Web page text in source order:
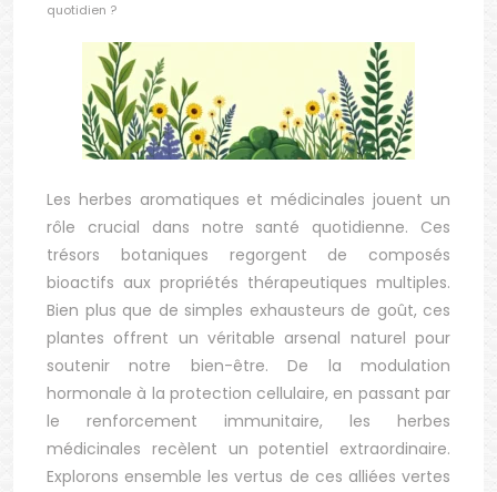
quotidien ?
Les herbes aromatiques et médicinales jouent un
rôle crucial dans notre santé quotidienne. Ces
trésors botaniques regorgent de composés
bioactifs aux propriétés thérapeutiques multiples.
Bien plus que de simples exhausteurs de goût, ces
plantes offrent un véritable arsenal naturel pour
soutenir notre bien-être. De la modulation
hormonale à la protection cellulaire, en passant par
le renforcement immunitaire, les herbes
médicinales recèlent un potentiel extraordinaire.
Explorons ensemble les vertus de ces alliées vertes